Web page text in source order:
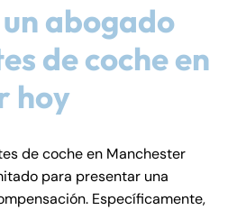
abogado
de coche en
hoy
de coche en Manchester
para presentar una
Específicamente,